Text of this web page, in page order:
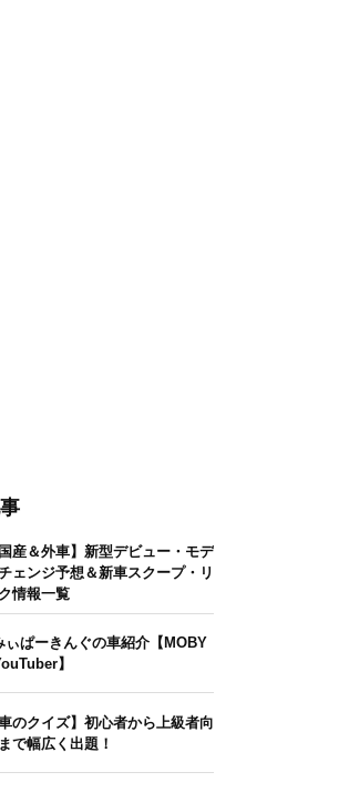
国産＆外車】新型デビュー・モデ
ェンジ予想＆新車スクープ・リ
情報一覧
ぃぱーきんぐの車紹介【MOBY
】
車のクイズ】初心者から上級者向
で幅広く出題！